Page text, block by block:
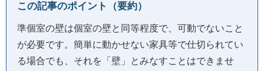
この記事のポイント（要約）
準個室の壁は個室の壁と同等程度で、可動でないこと
が必要です。簡単に動かせない家具等で仕切られてい
る場合でも、それを「壁」とみなすことはできませ